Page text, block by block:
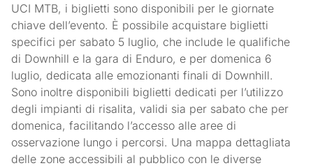
UCI MTB, i biglietti sono disponibili per le giornate
chiave dell’evento. È possibile acquistare biglietti
specifici per sabato 5 luglio, che include le qualifiche
di Downhill e la gara di Enduro, e per domenica 6
luglio, dedicata alle emozionanti finali di Downhill.
Sono inoltre disponibili biglietti dedicati per l’utilizzo
degli impianti di risalita, validi sia per sabato che per
domenica, facilitando l’accesso alle aree di
osservazione lungo i percorsi. Una mappa dettagliata
delle zone accessibili al pubblico con le diverse